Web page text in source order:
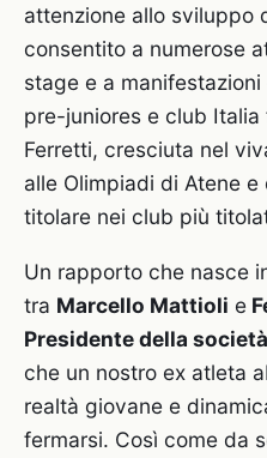
attenzione allo sviluppo
consentito a numerose
stage e a
pre-juniores e club
Ferretti, cresciuta nel
alle Olimpiadi di Atene
titolare nei club più
Un rapporto che nasce
tra Marcello Mattioli e
Presidente della società
che un nostro ex atleta
realtà giovane e
fermarsi. Così come da